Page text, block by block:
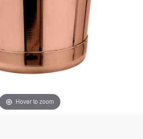
Hover to zoom